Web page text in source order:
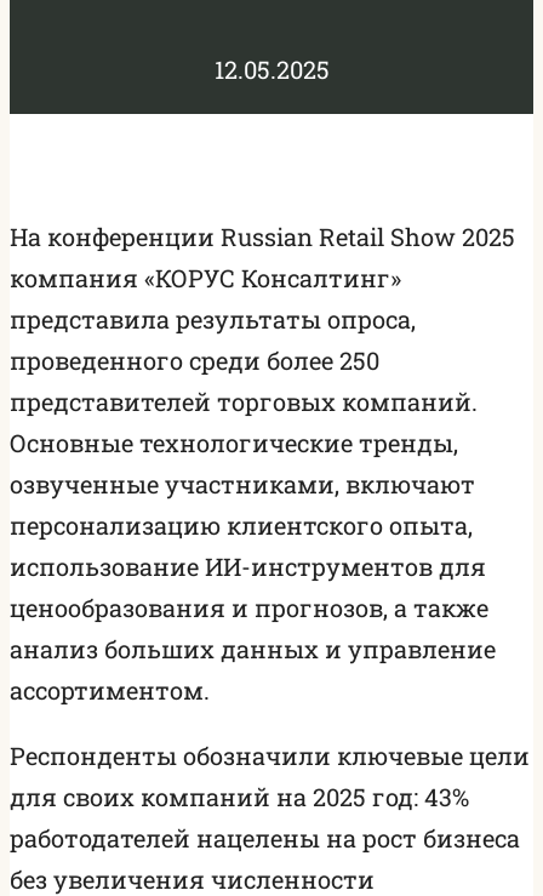
12.05.2025
На конференции Russian Retail Show 2025
компания «КОРУС Консалтинг»
представила результаты опроса,
проведенного среди более 250
представителей торговых компаний.
Основные технологические тренды,
озвученные участниками, включают
персонализацию клиентского опыта,
использование ИИ-инструментов для
ценообразования и прогнозов, а также
анализ больших данных и управление
ассортиментом.
Респонденты обозначили ключевые цели
для своих компаний на 2025 год: 43%
работодателей нацелены на рост бизнеса
без увеличения численности